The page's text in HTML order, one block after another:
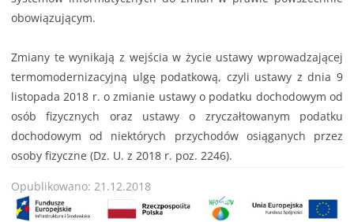
obowiązującym.
Zmiany te wynikają z wejścia w życie ustawy wprowadzającej
termomodernizacyjną ulgę podatkową, czyli ustawy z dnia 9
listopada 2018 r. o zmianie ustawy o podatku dochodowym od
osób fizycznych oraz ustawy o zryczałtowanym podatku
dochodowym od niektórych przychodów osiąganych przez
osoby fizyczne (Dz. U. z 2018 r. poz. 2246).
Opublikowano: 21.12.2018